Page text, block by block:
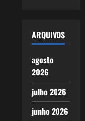
ARQUIVOS
agosto
2026
julho 2026
junho 2026